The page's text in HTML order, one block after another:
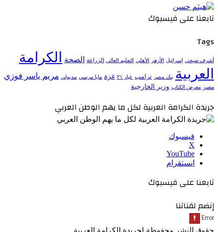
تابعنا على فيسبوك
Tags
أشرف صبحي إسرائيل الأزهر الأهلي التعليم العالي الزراعة الصحة
الكرامة
العربية
بنك مصر ترامب عيار ٢١ غزة مايا مرسي مدبولي مريم ياسر فوزي
مصر معرض الكتاب وزير الخارجية
جريدة الكرامة العربية لكل ما يهم الوطن العربي
فيسبوك
‫X
‫YouTube
انستقرام
تابعنا على فيسبوك
إنضم لقناتنا